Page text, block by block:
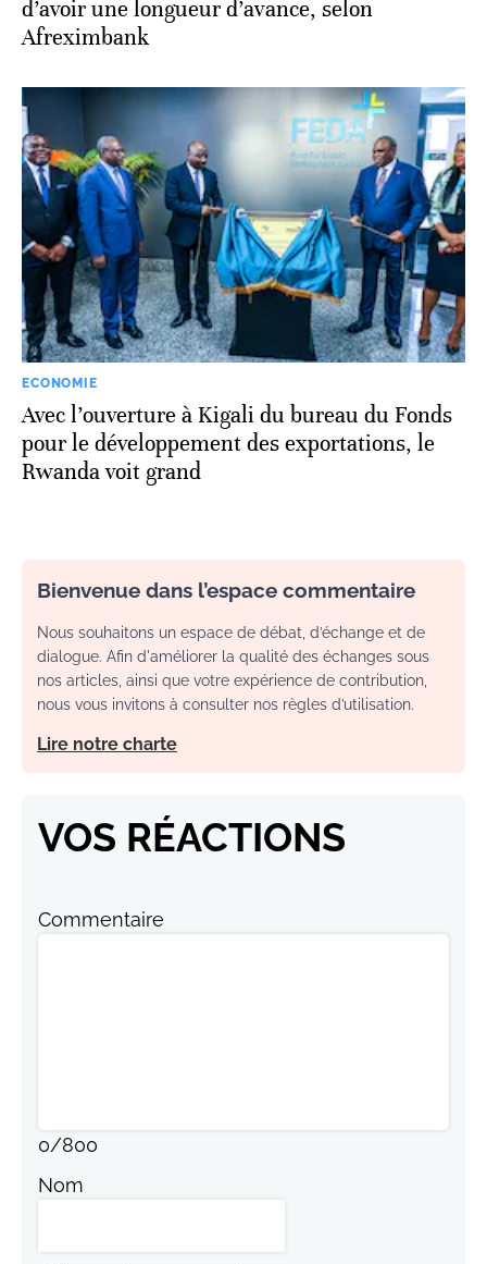
d’avoir une longueur d’avance, selon
Afreximbank
ECONOMIE
Avec l’ouverture à Kigali du bureau du Fonds
pour le développement des exportations, le
Rwanda voit grand
Bienvenue dans l’espace commentaire
Nous souhaitons un espace de débat, d’échange et de
dialogue. Afin d'améliorer la qualité des échanges sous
nos articles, ainsi que votre expérience de contribution,
nous vous invitons à consulter nos règles d’utilisation.
Lire notre charte
VOS RÉACTIONS
Commentaire
0/800
Nom